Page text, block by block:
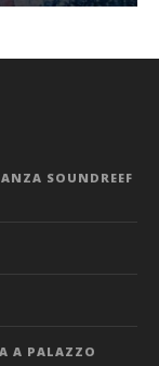
SOUNDREEF
A PALAZZO